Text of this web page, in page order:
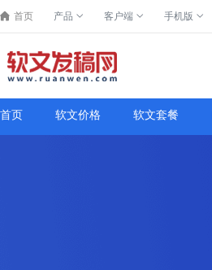
首页 产品 客户端 手机版
首页 软文价格 软文套餐